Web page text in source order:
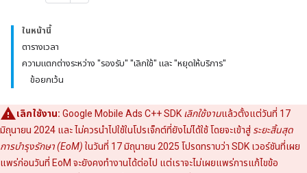
ในหน้านี้
ตารางเวลา
ความแตกต่างระหว่าง "รองรับ" "เลิกใช้" และ "หยุดให้บริการ"
ข้อยกเว้น
เลิกใช้งาน: Google Mobile Ads C++ SDK เลิกใช้งานแล้วตั้งแต่วันที่ 17
มิถุนายน 2024 และ ไม่ควรนำไปใช้ในโปรเจ็กต์ที่ยังไม่ได้ใช้ โดยจะเข้าสู่ ระยะสิ้นสุด
การบำรุงรักษา (EoM) ในวันที่ 17 มิถุนายน 2025 โปรดทราบว่า SDK เวอร์ชันที่เผย
แพร่ก่อนวันที่ EoM จะยังคงทำงานได้ต่อไป แต่เราจะไม่เผยแพร่การแก้ไขข้อ